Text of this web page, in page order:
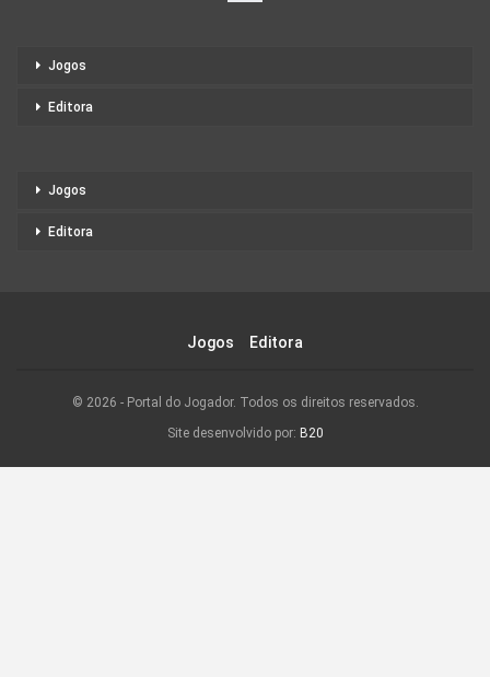
Jogos
Editora
Jogos
Editora
Jogos Editora
© 2026 - Portal do Jogador. Todos os direitos reservados.
Site desenvolvido por: B20